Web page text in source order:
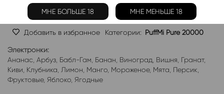
Добавить в избранное Категории: PuffMi Pure 20000
Электронки:
Ананас Арбуз Бабл-Гам Банан Виноград Вишня Гранат,
Киви Клубника Лимон Манго Мороженое, Мята Персик
Фруктовые, Яблоко Ягодные
МНЕ БОЛЬШЕ 18 МНЕ МЕНЬШЕ 18